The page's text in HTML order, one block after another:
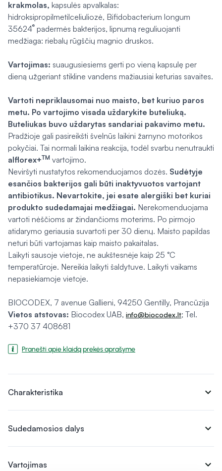
krakmolas, kapsulės apvalkalas:
hidroksipropilmetilceliuliozė, Bifidobacterium longum
35624® padermės bakterijos, lipnumą reguliuojanti
medžiaga: riebalų rūgščių magnio druskos.
Vartojimas: suaugusiesiems gerti po vieną kapsulę per
dieną užgeriant stikline vandens mažiausiai keturias savaites.
Vartoti nepriklausomai nuo maisto, bet kuriuo paros
metu. Po vartojimo visada uždarykite buteliuką.
Buteliukas buvo uždarytas sandariai pakavimo metu.
Pradžioje gali pasireikšti švelnūs laikini žarnyno motorikos
pokyčiai. Tai normali laikina reakcija, todėl svarbu nenutraukti
alflorex+TM vartojimo.
Neviršyti nustatytos rekomenduojamos dozės. Sudėtyje
esančios bakterijos gali būti inaktyvuotos vartojant
antibiotikus. Nevartokite, jei esate alergiški bet kuriai
produkto sudedamajai medžiagai. Nerekomenduojama
vartoti nėščioms ar žindančioms moterims. Po pirmojo
atidarymo geriausia suvartoti per 30 dienų. Maisto papildas
neturi būti vartojamas kaip maisto pakaitalas.
Laikyti sausoje vietoje, ne aukštesnėje kaip 25 °C
temperatūroje. Nereikia laikyti šaldytuve. Laikyti vaikams
nepasiekiamoje vietoje.
BIOCODEX, 7 avenue Gallieni, 94250 Gentilly, Prancūzija
Vietos atstovas: Biocodex UAB, info@biocodex.lt; Tel.
+370 37 408681
Pranešti apie klaidą prekės aprašyme
Charakteristika expand_more
Sudedamosios dalys expand_more
Vartojimas expand_more